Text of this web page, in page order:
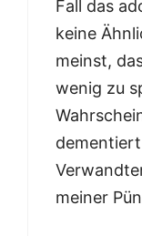
Fall das
keine
meinst,
wenig zu
meiner